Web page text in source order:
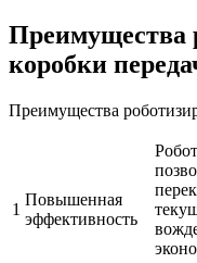
Преимущества
коробки
Преимущества
1
Повышенная
эффективность